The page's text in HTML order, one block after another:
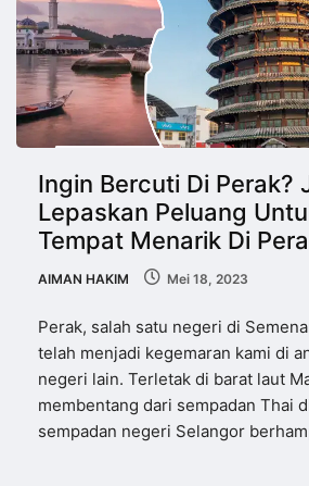
Ingin Bercuti Di Perak?
Lepaskan Peluang
Tempat Menarik Di
AIMAN HAKIM Mei 18, 2023
Perak, salah satu negeri di
telah menjadi kegemaran kami di
negeri lain. Terletak di barat laut
membentang dari sempadan Thai
sempadan negeri Selangor